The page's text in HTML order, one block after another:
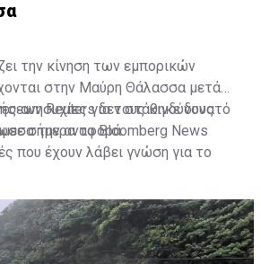
την κίνηση των εμπορικών
στην Μαύρη Θάλασσα μετά
ανησυχίες για τους κινδύνους
σήμερα το Bloomberg News
που έχουν λάβει γνώση για το
Reuters δεν στάθηκε δυνατό
την αναφορά.